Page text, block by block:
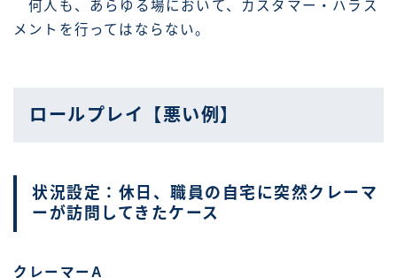
何人も、あらゆる場において、カスタマー・ハラス
メントを行ってはならない。
ロールプレイ【悪い例】
状況設定：休日、職員の自宅に突然クレーマ
ーが訪問してきたケース
クレーマーA